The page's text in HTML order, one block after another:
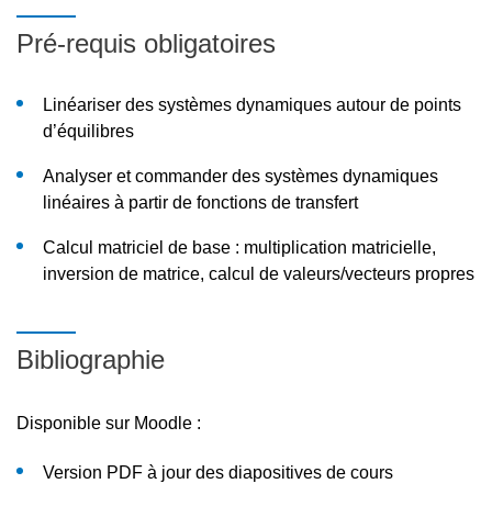
pôles par optimisation d’un critère quadratique
(commande LQ)
dynamique d’observation par placement de pôles
Pré-requis obligatoires
Linéariser des systèmes dynamiques autour de points
d’équilibres
Analyser et commander des systèmes dynamiques
linéaires à partir de fonctions de transfert
Calcul matriciel de base : multiplication matricielle,
inversion de matrice, calcul de valeurs/vecteurs propres
Bibliographie
Disponible sur Moodle :
Version PDF à jour des diapositives de cours